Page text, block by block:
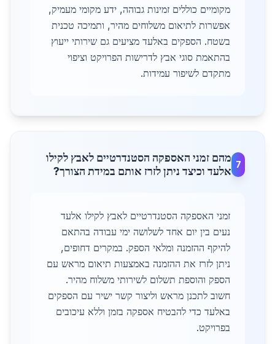
מקומיים כוללים זמינות גבוהה, ידע מקומי מעמיק,
אפשרות לתיאום משלוחים מהיר, ותמיכה טכנית
בשטח. הספקים באלעד מציעים גם שירותי ייעוץ
בהתאמת סוגי אבץ לדרישות הפרויקט וציפוי
מתקדם לשיפור עמידות.
7
מהם זמני האספקה הסטנדרטיים לאבץ לקילו
אלעד וכיצד ניתן לזרז אותם במידת הצורך?
זמני האספקה הסטנדרטיים לאבץ לקילו אלעד
נעים בין יום אחד לשלושה ימי עבודה בהתאם
להיקף ההזמנה ומלאי הספק. במקרים דחופים,
ניתן לזרז את ההזמנה באמצעות תיאום מראש עם
הספק והוספת תשלום לשירותי משלוח מהיר.
חשוב לתכנן מראש וליצור קשר ישיר עם הספקים
באלעד כדי להבטיח אספקה בזמן וללא עיכובים
בפרויקט.